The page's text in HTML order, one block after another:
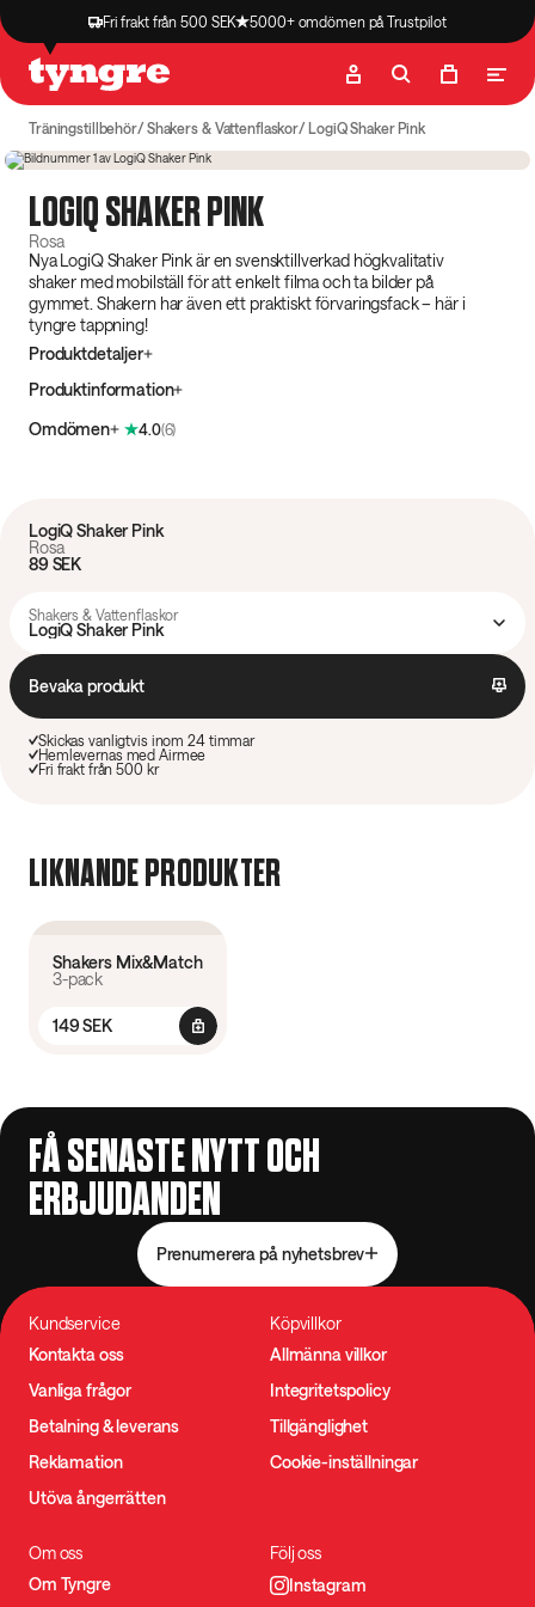
Fri frakt från 500 SEK 5000+ omdömen på Trustpilot
Butik Recept
Träningstillbehör Shakers & Vattenflaskor LogiQ Shaker Pink
LOGIQ SHAKER PINK
Rosa
Nya LogiQ Shaker Pink är en svensktillverkad högkvalitativ
shaker med mobilställ för att enkelt filma och ta bilder på
gymmet. Shakern har även ett praktiskt förvaringsfack – här i
tyngre tappning!
Produktdetaljer
Produktinformation
Omdömen
4.0(6)
4.0(6)
LogiQ Shaker Pink
Rosa
89 SEK
Shakers & Vattenflaskor
LogiQ Shaker Pink
Bevaka produkt
Skickas vanligtvis inom 24 timmar
Hemlevernas med Airmee
Fri frakt från 500 kr
LIKNANDE PRODUKTER
Paketpris Spara från 16%*
Shakers Mix&Match
3-pack
149 SEK
FÅ SENASTE NYTT OCH
ERBJUDANDEN
Prenumerera på nyhetsbrev
Kundservice
Kontakta oss
Vanliga frågor
Betalning & leverans
Reklamation
Utöva ångerrätten
Köpvillkor
Allmänna villkor
Integritetspolicy
Tillgänglighet
Cookie-inställningar
Om oss
Om Tyngre
Följ oss
Instagram